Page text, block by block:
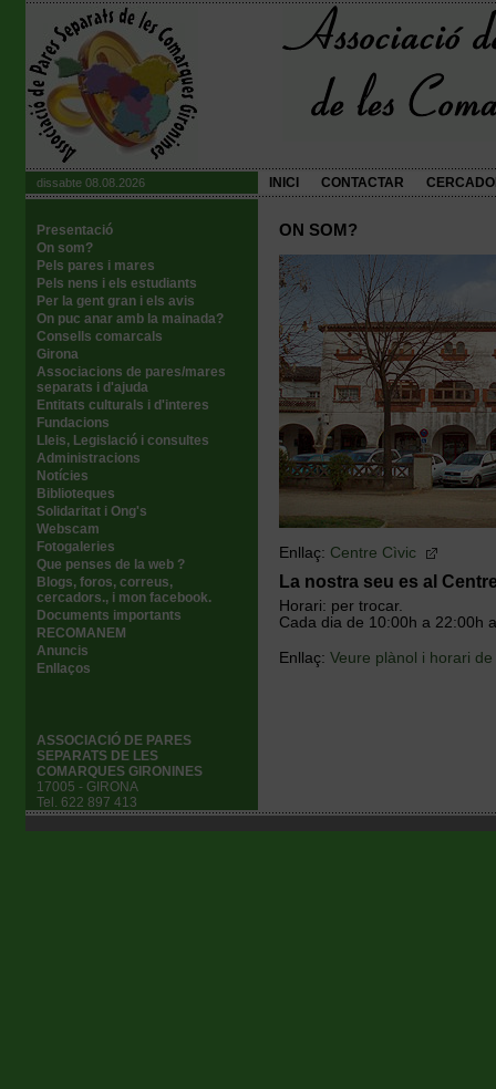
dissabte 08.08.2026 INICI CONTACTAR
Presentació
On som?
Pels pares i mares
Pels nens i els estudiants
Per la gent gran i els avis
On puc anar amb la mainada?
Consells comarcals
Girona
Associacions de pares/mares
separats i d'ajuda
Entitats culturals i d'interes
Fundacions
Lleis, Legislació i consultes
Administracions
Notícies
Biblioteques
Solidaritat i Ong's
Webscam
Fotogaleries
Que penses de la web ?
Blogs, foros, correus,
cercadors., i mon facebook.
Documents importants
RECOMANEM
Anuncis
Enllaços
ASSOCIACIÓ DE PARES
SEPARATS DE LES
COMARQUES GIRONINES
17005 - GIRONA
Tel. 622 897 413
ON SOM?
Enllaç: Centre Cìvic
La nostra seu es al
Horari: per trocar.
Cada dia de 10:00h a 22:00h
Enllaç: Veure plànol i horari de